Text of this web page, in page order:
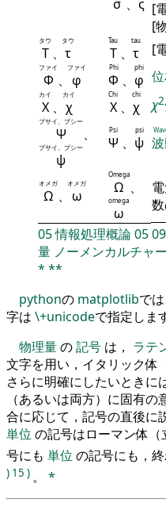
σ 、ς [
[
Τ
タウ
、 τ
タウ
Τ
Tau
、 τ
tau
[
Φ
ファイ
、 φ
ファイ
Φ
Phi
、 φ
phi
Χ
カイ
、 χ
カイ
Χ
Chi
、 χ
chi
χ2
Ψ
プサイ、プシー
、
ψ
プサイ、プシー Ψ
Psi
、 ψ
psi
Ω
オメガ
、 ω
オメガ Ω
Omega
、
ω
omega
数
05情報処理概論0509
量 ノーメンカルチャー
* **
pythonの matplotlibでは
字は \+unicodeで指定しま
物理量の記号 は， ラテ
文字を用い，イタリック体
さらに明確にしたいときに
（あるいは両方）に固有
合に応じて，記号の直後に
単位 の記号はローマン体
号にも 単位 の記号にも，
) 15 ) 。 *